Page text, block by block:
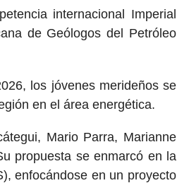
internacional Imperial
de Geólogos del Petróleo
los jóvenes merideños se
en el área energética.
Mario Parra, Marianne
propuesta se enmarcó en la
enfocándose en un proyecto